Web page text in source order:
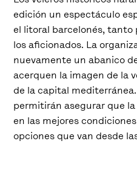
edición un espectáculo
el litoral barcelonés, tanto
los aficionados. La
nuevamente un abanico
acerquen la imagen de la
de la capital
permitirán asegurar que
en las mejores
opciones que van desde